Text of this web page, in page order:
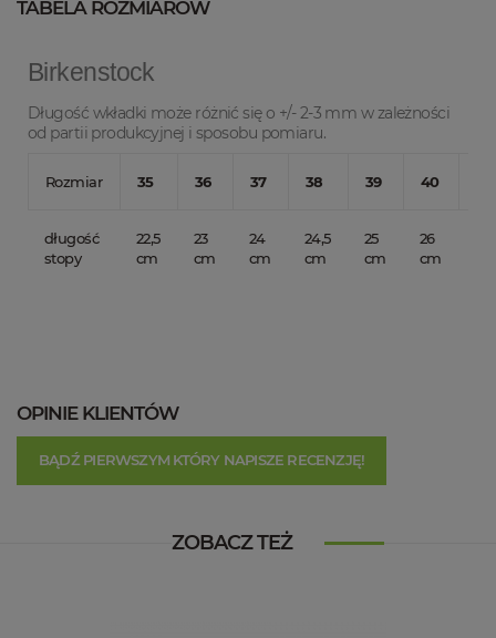
TABELA ROZMIARÓW
Birkenstock
Długość wkładki może różnić się o +/- 2-3 mm w zależności
od partii produkcyjnej i sposobu pomiaru.
Rozmiar 35 36 37 38 39 40
długość
stopy
22,5
cm
23
cm
24
cm
24,5
cm
25
cm
26
cm
OPINIE KLIENTÓW
BĄDŹ PIERWSZYM KTÓRY NAPISZE RECENZJĘ!
ZOBACZ TEŻ